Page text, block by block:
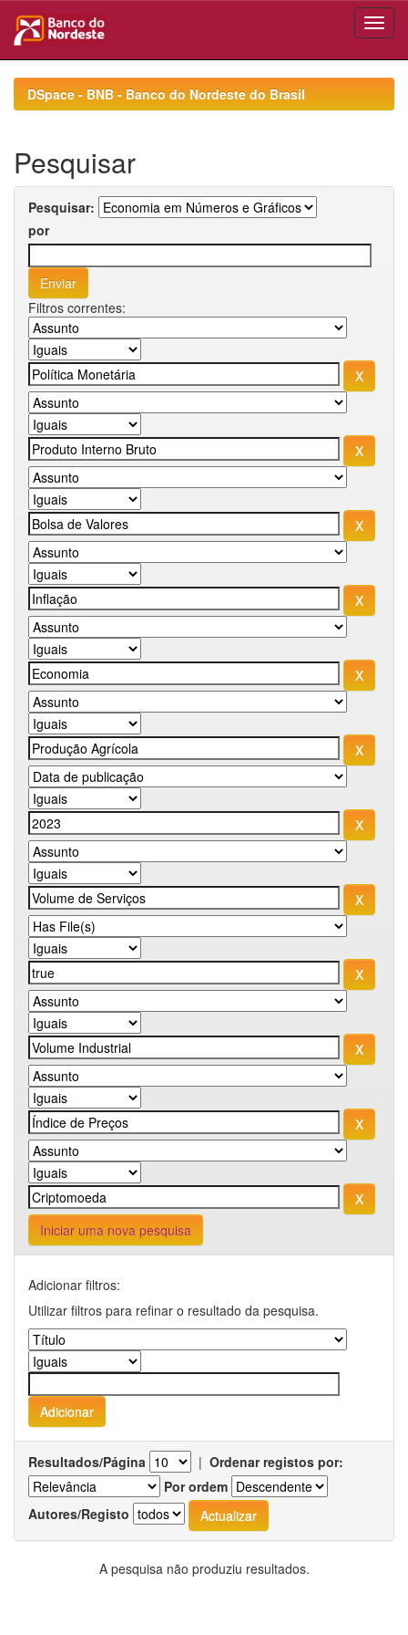
navigationDSpace - BNB - Banco do Nordeste do Brasil
Pesquisar
Pesquisar:
por
Filtros correntes:
Iniciar uma nova pesquisa
Adicionar filtros:
Utilizar filtros para refinar o resultado da pesquisa.
Resultados/Página | Ordenar registos por:
Por ordem
Autores/Registo
A pesquisa não produziu resultados.